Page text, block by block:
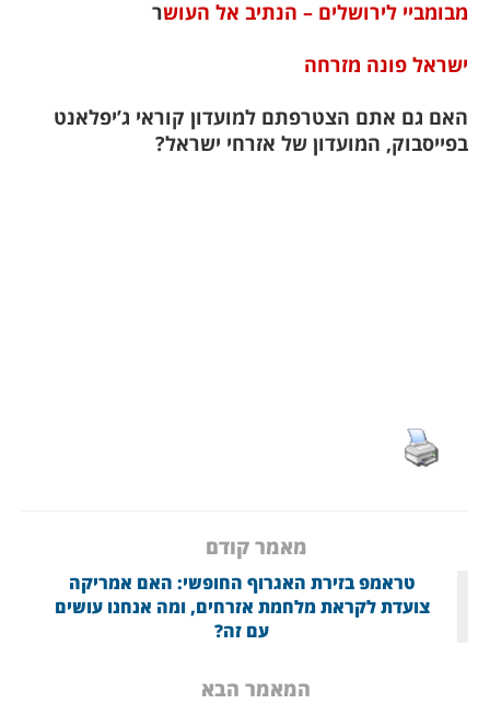
מבומביי לירושלים – הנתיב אל העושר
ישראל פונה מזרחה
האם גם אתם הצטרפתם למועדון קוראי ג’יפלאנט
בפייסבוק, המועדון של אזרחי ישראל?
מאמר קודם
טראמפ בזירת האגרוף החופשי: האם אמריקה
צועדת לקראת מלחמת אזרחים, ומה אנחנו עושים
עם זה?
המאמר הבא